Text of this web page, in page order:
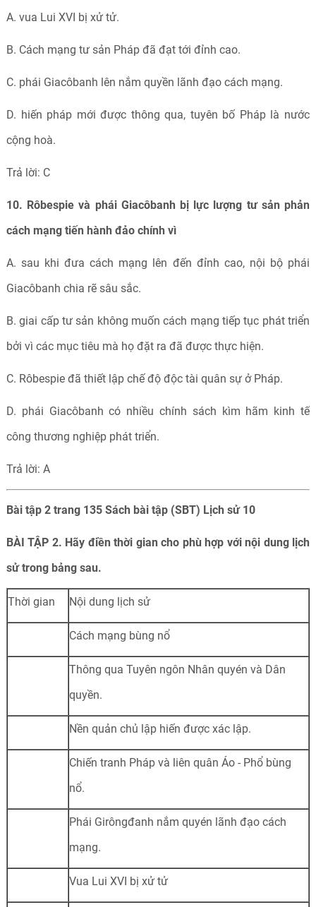
A. vua Lui XVI bị xử tử.
B. Cách mạng tư sản Pháp đã đạt tới đỉnh cao.
C. phái Giacôbanh lên nắm quyền lãnh đạo cách mạng.
D. hiến pháp mới được thông qua, tuyên bố Pháp là nước
cộng hoà.
Trả lời: C
10. Rôbespie và phái Giacôbanh bị lực lượng tư sản phản
cách mạng tiến hành đảo chính vì
A. sau khi đưa cách mạng lên đến đỉnh cao, nội bộ phái
Giacôbanh chia rẽ sâu sắc.
B. giai cấp tư sản không muốn cách mạng tiếp tục phát triển
bởi vì các mục tiêu mà họ đặt ra đã được thực hiện.
C. Rôbespie đã thiết lập chế độ độc tài quân sự ở Pháp.
D. phái Giacôbanh có nhiều chính sách kìm hãm kinh tế
công thương nghiệp phát triển.
Trả lời: A
Bài tập 2 trang 135 Sách bài tập (SBT) Lịch sử 10
BÀI TẬP 2. Hãy điền thời gian cho phù hợp với nội dung lịch
sử trong bảng sau.
Thời gian Nội dung lịch sử
Cách mạng bùng nổ
Thông qua Tuyên ngôn Nhân quyén và Dân
quyền.
Nền quản chủ lập hiến được xác lập.
Chiến tranh Pháp và liên quân Áo - Phổ bùng
nổ.
Phái Girôngđanh nắm quyén lãnh đạo cách
mạng.
Vua Lui XVI bị xử tử